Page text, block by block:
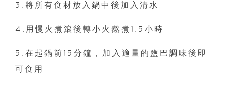
3.將所有食材放入鍋中後加入清水
4.用慢火煮滾後轉小火熬煮1.5小時
5.在起鍋前15分鐘，加入適量的鹽巴調味後即
可食用